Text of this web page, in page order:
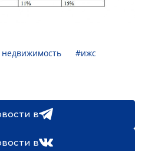
недвижимость
#ижс
в
в